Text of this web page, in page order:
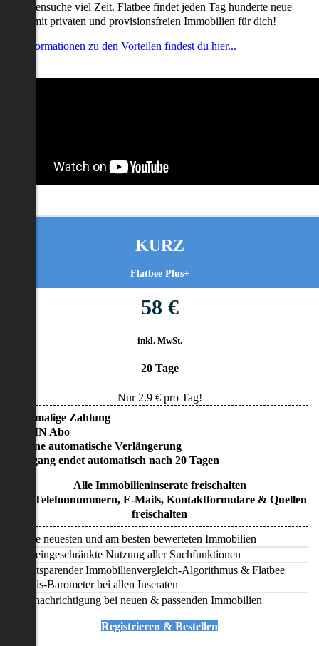
viel Zeit. Flatbee findet jeden Tag hunderte neue
mit privaten und provisionsfreien Immobilien für dich!
Informationen zu den Vorteilen findest du hier...
KURZ
Flatbee Plus+
58 €
inkl. MwSt.
20 Tage
Nur 2.9€ pro Tag!
• Einmalige Zahlung
• KEIN Abo
• Keine automatische Verlängerung
• Zugang endet automatisch nach 20 Tagen
Alle Immobilieninserate freischalten
Alle Telefonnummern, E-Mails, Kontaktformulare & Quellen
freischalten
Alle neuesten und am besten bewerteten Immobilien
Uneingeschränkte Nutzung aller Suchfunktionen
Zeitsparender Immobilienvergleich-Algorithmus & Flatbee
Preis-Barometer bei allen Inseraten
Benachrichtigung bei neuen & passenden Immobilien
Registrieren & Bestellen